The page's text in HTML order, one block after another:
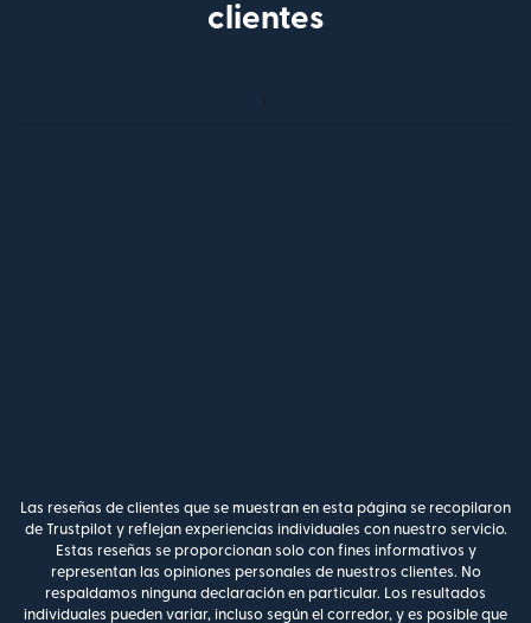
clientes
Las reseñas de clientes que se muestran en esta página se recopilaron
de Trustpilot y reflejan experiencias individuales con nuestro servicio.
Estas reseñas se proporcionan solo con fines informativos y
representan las opiniones personales de nuestros clientes. No
respaldamos ninguna declaración en particular. Los resultados
individuales pueden variar, incluso según el corredor, y es posible que